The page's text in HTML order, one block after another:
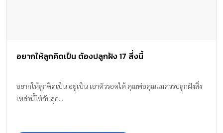
อยากให้ลูกคิดเป็น ต้องปลูกฝัง 17 สิ่่งนี้
อยากให้ลูกคิดเป็น อยู่เป็น เอาตัวรอดได้ คุณพ่อคุณแม่ควรปลูกฝังสิ่ง
เหล่านี้ให้กับลูก...